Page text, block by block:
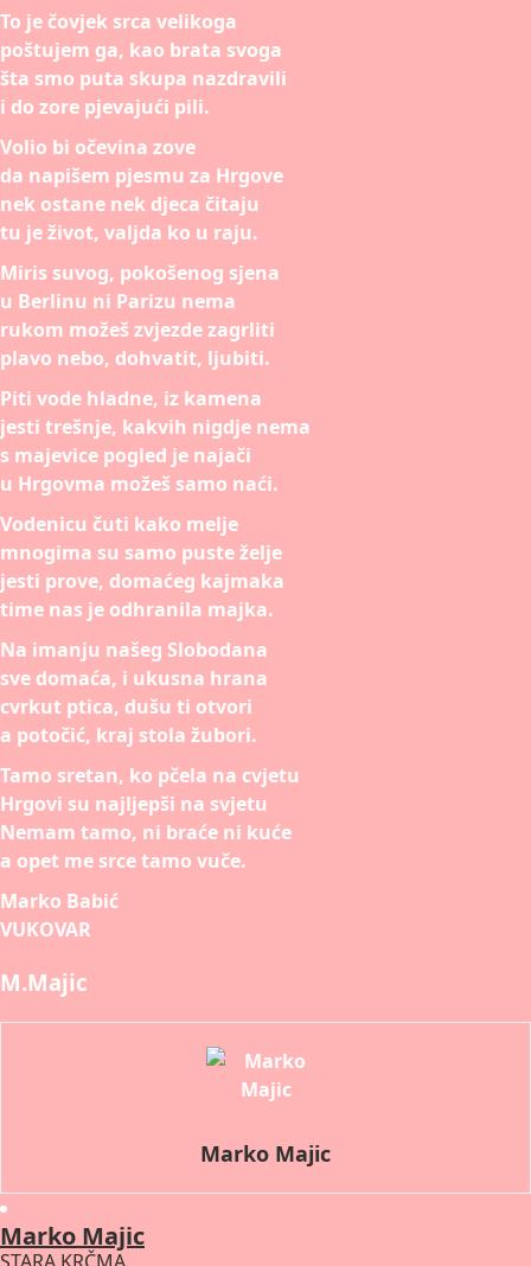
To je čovjek srca velikoga
poštujem ga, kao brata svoga
šta smo puta skupa nazdravili
i do zore pjevajući pili.
Volio bi očevina zove
da napišem pjesmu za Hrgove
nek ostane nek djeca čitaju
tu je život, valjda ko u raju.
Miris suvog, pokošenog sjena
u Berlinu ni Parizu nema
rukom možeš zvjezde zagrliti
plavo nebo, dohvatit, ljubiti.
Piti vode hladne, iz kamena
jesti trešnje, kakvih nigdje nema
s majevice pogled je najači
u Hrgovma možeš samo naći.
Vodenicu čuti kako melje
mnogima su samo puste želje
jesti prove, domaćeg kajmaka
time nas je odhranila majka.
Na imanju našeg Slobodana
sve domaća, i ukusna hrana
cvrkut ptica, dušu ti otvori
a potočić, kraj stola žubori.
Tamo sretan, ko pčela na cvjetu
Hrgovi su najljepši na svjetu
Nemam tamo, ni braće ni kuće
a opet me srce tamo vuče.
Marko Babić
VUKOVAR
M.Majic
Marko Majic
Marko Majic
STARA KRČMA